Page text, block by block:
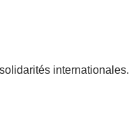
internationales.